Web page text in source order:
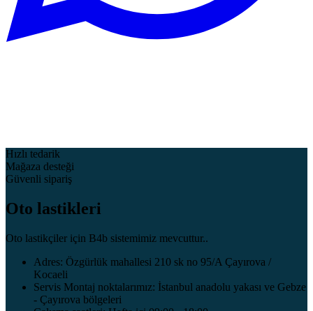
Hızlı tedarik
Mağaza desteği
Güvenli sipariş
Oto lastikleri
Oto lastikçiler için B4b sistemimiz mevcuttur..
Adres: Özgürlük mahallesi 210 sk no 95/A Çayırova /
Kocaeli
Servis Montaj noktalarımız: İstanbul anadolu yakası ve Gebze
- Çayırova bölgeleri